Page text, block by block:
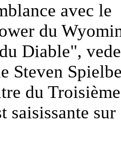
avec le
du
Diable",
Steven
du Troisième
saisissante sur